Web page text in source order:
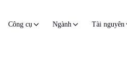
Công cụ Ngành Tài nguyên